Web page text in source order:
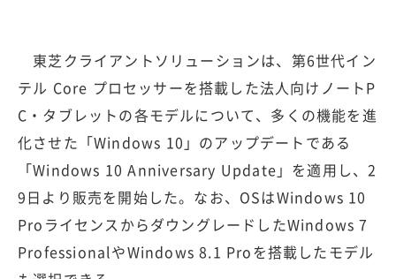
東芝クライアントソリューションは、第6世代イン
テル Core プロセッサーを搭載した法人向けノートP
C・タブレットの各モデルについて、多くの機能を進
化させた「Windows 10」のアップデートである
「Windows 10 Anniversary Update」を適用し、2
9日より販売を開始した。なお、OSはWindows 10
ProライセンスからダウングレードしたWindows 7
ProfessionalやWindows 8.1 Proを搭載したモデル